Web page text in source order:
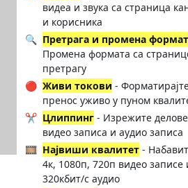
видеа и звука са страница
и корисника
🔍 Претрага и промена
Промена формата са
претрагу
🔴 Живи токови -
пренос уживо у пуном
✂️ Цлиппинг - Изрежите делове
видео записа и аудио записа
🎞️ Највиши квалитет -
4к, 1080п, 720п видео записе
320кбит/с аудио